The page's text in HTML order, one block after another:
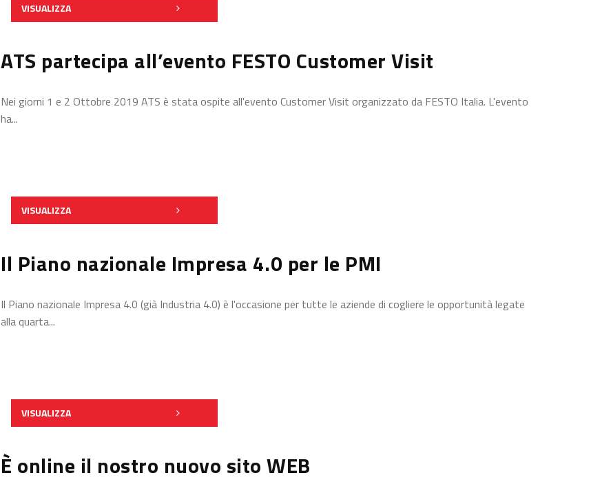
VISUALIZZA
ATS partecipa all’evento FESTO Customer Visit
Nei giorni 1 e 2 Ottobre 2019 ATS è stata ospite all'evento Customer Visit organizzato da FESTO Italia. L'evento
ha...
VISUALIZZA
Il Piano nazionale Impresa 4.0 per le PMI
Il Piano nazionale Impresa 4.0 (già Industria 4.0) è l'occasione per tutte le aziende di cogliere le opportunità legate
alla quarta...
VISUALIZZA
È online il nostro nuovo sito WEB